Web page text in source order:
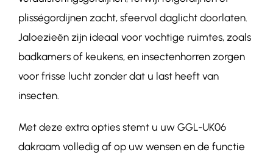
plisségordijnen zacht, sfeervol daglicht doorlaten.
Jaloezieën zijn ideaal voor vochtige ruimtes, zoals
badkamers of keukens, en insectenhorren zorgen
voor frisse lucht zonder dat u last heeft van
insecten.
Met deze extra opties stemt u uw GGL-UK06
dakraam volledig af op uw wensen en de functie